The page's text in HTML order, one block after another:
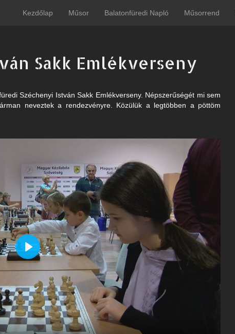
Kezdőlap Műsor Balatonfüredi Napló Műsorrend
Sakk Emlékverseny
Széchenyi István Sakk Emlékverseny. Népszerűségét mi sem
neveztek a rendezvényre. Közülük a legtöbben a pöttöm
Play